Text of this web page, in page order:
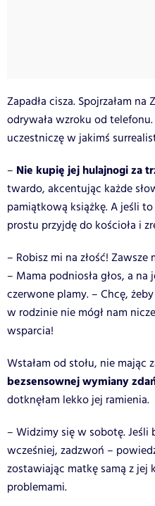
Zapadła cisza. Spojrzałam
odrywała wzroku od
uczestniczę w jakimś
– Nie kupię jej hulajnogi za
twardo, akcentując każde
pamiątkową książkę. A jeśli
prostu przyjdę do kościoła i
– Robisz mi na złość!
– Mama podniosła głos, a
czerwone plamy. – Chcę,
w rodzinie nie mógł nam
wsparcia!
Wstałam od stołu, nie mając
bezsensownej wymiany
dotknęłam lekko jej ramienia.
– Widzimy się w sobotę. Jeśli
wcześniej, zadzwoń –
zostawiając matkę samą z
problemami.